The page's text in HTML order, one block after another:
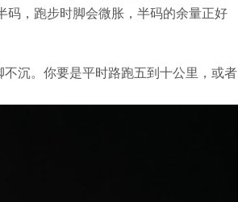
，跑步时脚会微胀，半码的余量正好
沉。你要是平时路跑五到十公里，或者